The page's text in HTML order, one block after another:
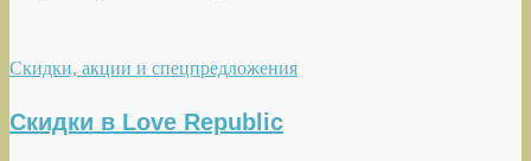
Скидки, акции и спецпредложения
Скидки в Love Republic